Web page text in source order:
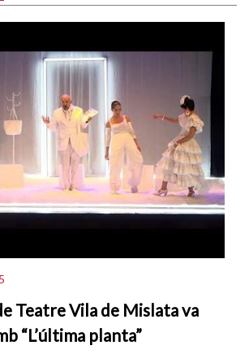
Teatre Vila de Mislata va
“L’última planta”